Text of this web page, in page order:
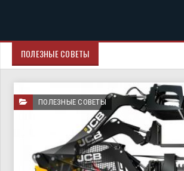
ПОЛЕЗНЫЕ СОВЕТЫ
ПОЛЕЗНЫЕ СОВЕТЫ